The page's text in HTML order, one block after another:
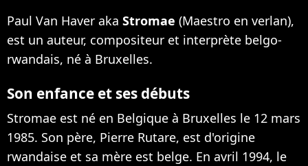
Paul Van Haver aka Stromae (Maestro en verlan),
est un auteur, compositeur et interprète belgo-
rwandais, né à Bruxelles.
Son enfance et ses débuts
Stromae est né en Belgique à Bruxelles le 12 mars
1985. Son père, Pierre Rutare, est d'origine
rwandaise et sa mère est belge. En avril 1994, le